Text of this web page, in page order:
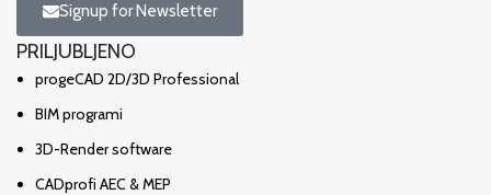
Signup for Newsletter
PRILJUBLJENO
progeCAD 2D/3D Professional
BIM programi
3D-Render software
CADprofi AEC & MEP